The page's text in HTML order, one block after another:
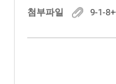
첨부파일 9-1-